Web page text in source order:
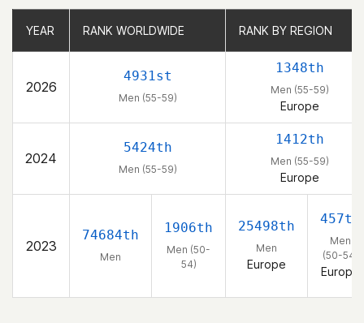
YEAR RANK WORLDWIDE RANK BY REGION
2026
4931st
Men (55-59)
1348th
Men (55-59)
Europe
2024
5424th
Men (55-59)
1412th
Men (55-59)
Europe
2023
74684th
Men
1906th
Men (50-
54)
25498th
Men
Europe
457th
Men
(50-54)
Europe
YEAR RANK WORLDWIDE RANK BY REGION